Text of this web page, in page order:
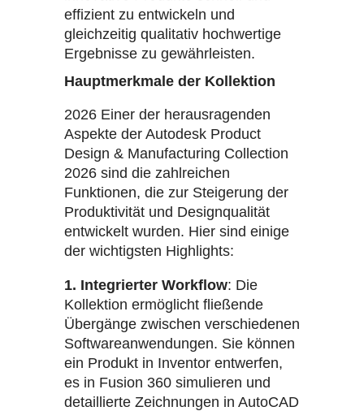
effizient zu entwickeln und
gleichzeitig qualitativ hochwertige
Ergebnisse zu gewährleisten.
Hauptmerkmale der Kollektion
2026 Einer der herausragenden
Aspekte der Autodesk Product
Design & Manufacturing Collection
2026 sind die zahlreichen
Funktionen, die zur Steigerung der
Produktivität und Designqualität
entwickelt wurden. Hier sind einige
der wichtigsten Highlights:
1. Integrierter Workflow: Die
Kollektion ermöglicht fließende
Übergänge zwischen verschiedenen
Softwareanwendungen. Sie können
ein Produkt in Inventor entwerfen,
es in Fusion 360 simulieren und
detaillierte Zeichnungen in AutoCAD